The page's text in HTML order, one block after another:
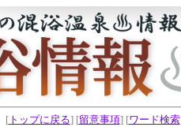
[トップに戻る] [留意事項] [ワード検索